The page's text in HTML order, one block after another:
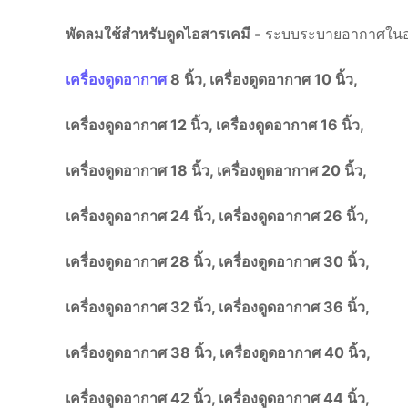
พัดลมใช้สำหรับดูดไอสารเคมี - ระบบระบายอากาศใน
เครื่องดูดอากาศ8 นิ้ว, เครื่องดูดอากาศ 10 นิ้ว,
เครื่องดูดอากาศ 12 นิ้ว, เครื่องดูดอากาศ 16 นิ้ว,
เครื่องดูดอากาศ 18 นิ้ว, เครื่องดูดอากาศ 20 นิ้ว,
เครื่องดูดอากาศ 24 นิ้ว, เครื่องดูดอากาศ 26 นิ้ว,
เครื่องดูดอากาศ 28 นิ้ว, เครื่องดูดอากาศ 30 นิ้ว,
เครื่องดูดอากาศ 32 นิ้ว, เครื่องดูดอากาศ 36 นิ้ว,
เครื่องดูดอากาศ 38 นิ้ว, เครื่องดูดอากาศ 40 นิ้ว,
เครื่องดูดอากาศ 42 นิ้ว, เครื่องดูดอากาศ 44 นิ้ว,